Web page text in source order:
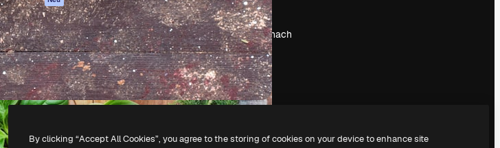
API
Mobile App
Alle Magnific-Tools
Unternehmen
Pressesaal
Suchst du nach
magnific.ai
Alle Rechte vorbehalten.
By clicking “Accept All Cookies”, you agree to the storing of cookies on your device to enhance site